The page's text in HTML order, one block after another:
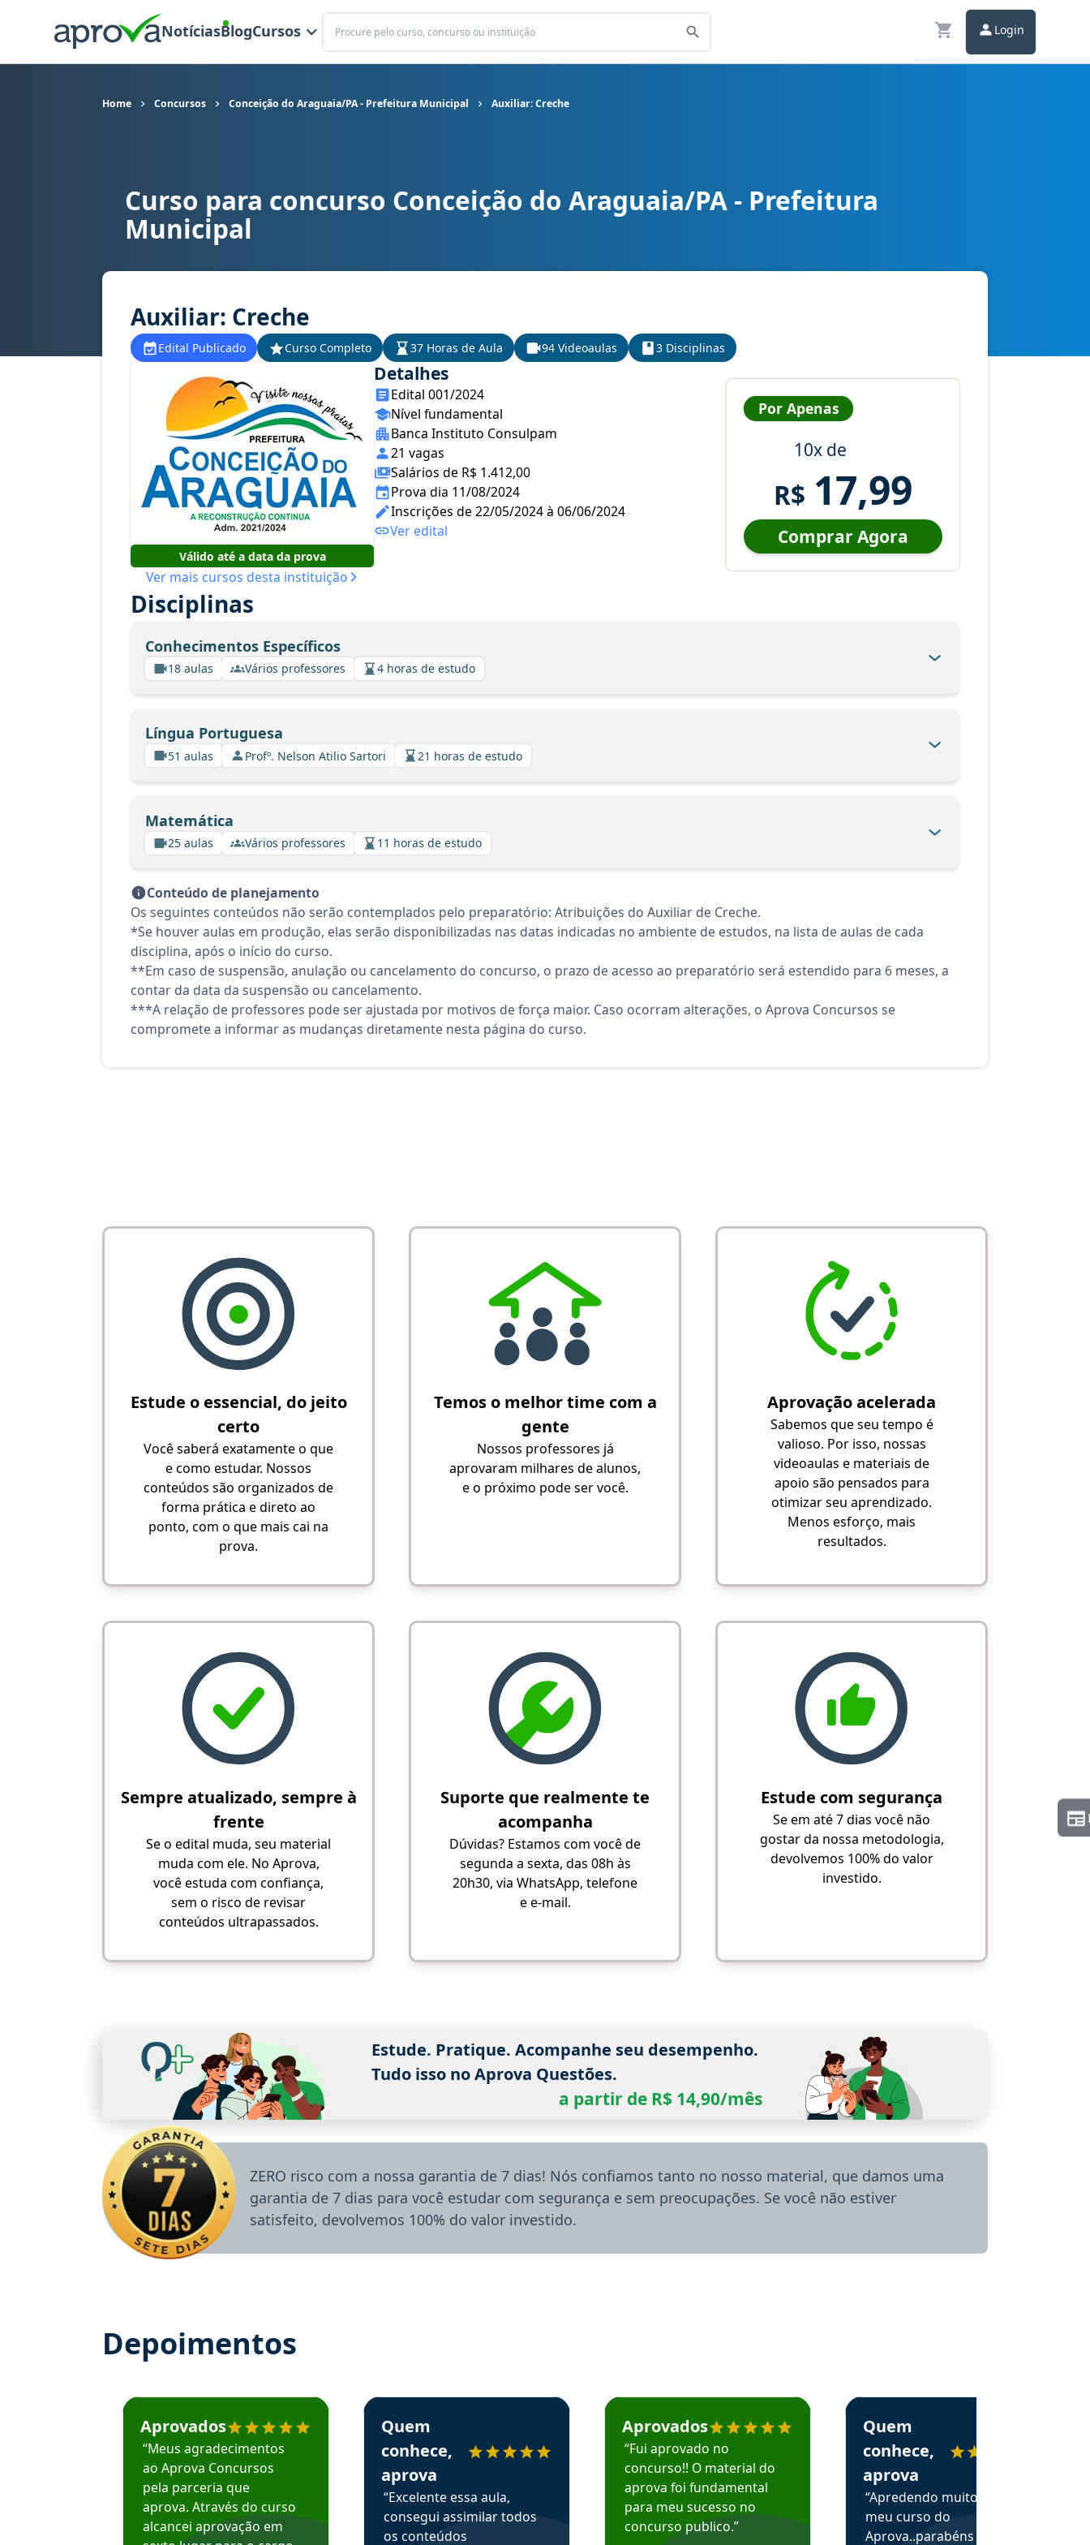
NotíciasBlogCursos
Buscar
Login
Home Concursos Conceição do Araguaia/PA - Prefeitura Municipal Auxiliar: Creche
Curso para concurso Conceição do Araguaia/PA - Prefeitura Municipal cargo Auxiliar: Creche
Curso para concurso Conceição do Araguaia/PA - Prefeitura
Municipal
Auxiliar: Creche
Edital Publicado Curso Completo 37 Horas de Aula 94 Videoaulas 3 Disciplinas
Válido até a data da prova
Ver mais cursos desta instituição
Detalhes
Edital 001/2024
Nível fundamental
Banca Instituto Consulpam
21 vagas
Salários de R$ 1.412,00
Prova dia 11/08/2024
Inscrições de 22/05/2024 à 06/06/2024
Ver edital
Por Apenas
10x de
R$ 17,99
Comprar Agora
Disciplinas
Conhecimentos Específicos
18 aulas Vários professores 4 horas de estudo
Língua Portuguesa
51 aulas Profº. Nelson Atilio Sartori 21 horas de estudo
Matemática
25 aulas Vários professores 11 horas de estudo
Conteúdo de planejamento
Os seguintes conteúdos não serão contemplados pelo preparatório: Atribuições do Auxiliar de Creche.
*Se houver aulas em produção, elas serão disponibilizadas nas datas indicadas no ambiente de estudos, na lista de aulas de cada
disciplina, após o início do curso.
**Em caso de suspensão, anulação ou cancelamento do concurso, o prazo de acesso ao preparatório será estendido para 6 meses, a
contar da data da suspensão ou cancelamento.
***A relação de professores pode ser ajustada por motivos de força maior. Caso ocorram alterações, o Aprova Concursos se
compromete a informar as mudanças diretamente nesta página do curso.
Estude o essencial, do jeito
certo
Você saberá exatamente o que
e como estudar. Nossos
conteúdos são organizados de
forma prática e direto ao
ponto, com o que mais cai na
prova.
Temos o melhor time com a
gente
Nossos professores já
aprovaram milhares de alunos,
e o próximo pode ser você.
Aprovação acelerada
Sabemos que seu tempo é
valioso. Por isso, nossas
videoaulas e materiais de
apoio são pensados para
otimizar seu aprendizado.
Menos esforço, mais
resultados.
Sempre atualizado, sempre à
frente
Se o edital muda, seu material
muda com ele. No Aprova,
você estuda com confiança,
sem o risco de revisar
conteúdos ultrapassados.
Suporte que realmente te
acompanha
Dúvidas? Estamos com você de
segunda a sexta, das 08h às
20h30, via WhatsApp, telefone
e e-mail.
Estude com segurança
Se em até 7 dias você não
gostar da nossa metodologia,
devolvemos 100% do valor
investido.
Estude. Pratique. Acompanhe seu desempenho.
Tudo isso no Aprova Questões.
a partir de R$ 14,90/mês
ZERO risco com a nossa garantia de 7 dias! Nós confiamos tanto no nosso material, que damos uma
garantia de 7 dias para você estudar com segurança e sem preocupações. Se você não estiver
satisfeito, devolvemos 100% do valor investido.
Depoimentos
Estudante José recomenda o Aprova Concursos em depoimento
Aprovados
“Meus agradecimentos
ao Aprova Concursos
pela parceria que
aprova. Através do curso
alcancei aprovação em
Estudante Sergio recomenda o Aprova Concursos em depoimento
Quem
conhece,
aprova
“Excelente essa aula,
consegui assimilar todos
os conteúdos
Estudante Mário recomenda o Aprova Concursos em depoimento
Aprovados
“Fui aprovado no
concurso!! O material do
aprova foi fundamental
para meu sucesso no
concurso publico.”
Estudante Alessandra recomenda o Aprova
Quem
conhece,
aprova
“Apredendo muito no
meu curso do
Aprova..parabéns pelas